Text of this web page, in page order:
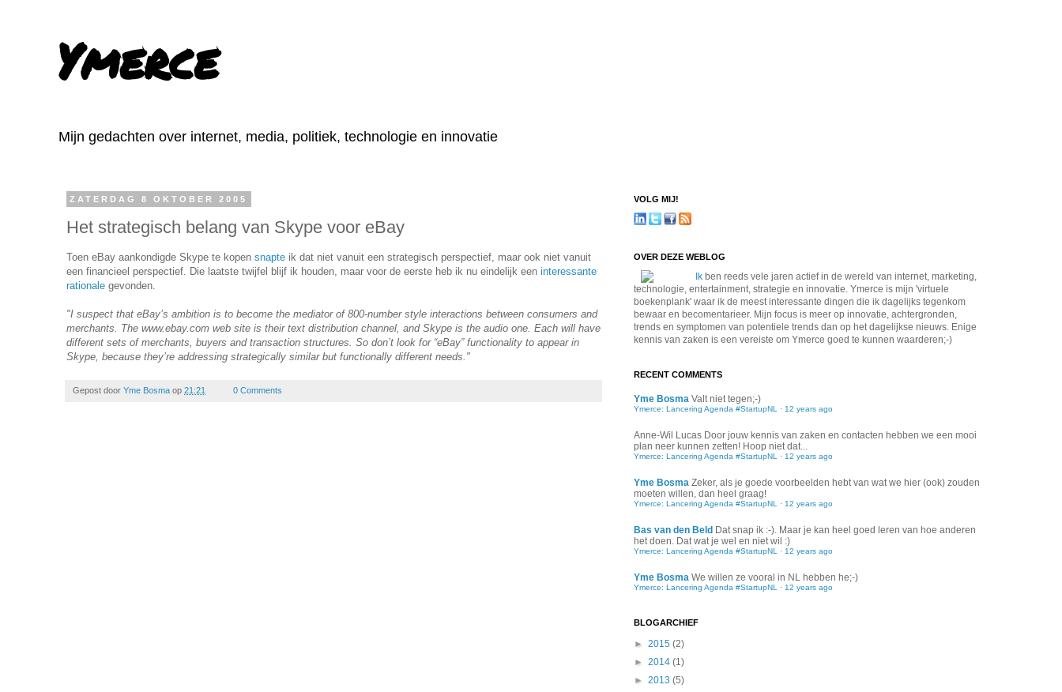
Ymerce
Mijn gedachten over internet, media, politiek, technologie en innovatie
ZATERDAG 8 OKTOBER 2005
Het strategisch belang van Skype voor eBay
Toen eBay aankondigde Skype te kopen snapte ik dat niet vanuit een strategisch perspectief, maar ook niet vanuit
een financieel perspectief. Die laatste twijfel blijf ik houden, maar voor de eerste heb ik nu eindelijk een interessante
rationale gevonden.
"I suspect that eBay’s ambition is to become the mediator of 800-number style interactions between consumers and
merchants. The www.ebay.com web site is their text distribution channel, and Skype is the audio one. Each will have
different sets of merchants, buyers and transaction structures. So don’t look for “eBay” functionality to appear in
Skype, because they’re addressing strategically similar but functionally different needs."
Gepost door Yme Bosma op 21:21 0 Comments
VOLG MIJ!
OVER DEZE WEBLOG
Ik ben reeds vele jaren actief in de wereld van internet, marketing,
technologie, entertainment, strategie en innovatie. Ymerce is mijn 'virtuele
boekenplank' waar ik de meest interessante dingen die ik dagelijks tegenkom
bewaar en becomentarieer. Mijn focus is meer op innovatie, achtergronden,
trends en symptomen van potentiele trends dan op het dagelijkse nieuws. Enige
kennis van zaken is een vereiste om Ymerce goed te kunnen waarderen;-)
RECENT COMMENTS
Yme Bosma Valt niet tegen;-)
Ymerce: Lancering Agenda #StartupNL · 12 years ago
Anne-Wil Lucas Door jouw kennis van zaken en contacten hebben we een mooi
plan neer kunnen zetten! Hoop niet dat...
Ymerce: Lancering Agenda #StartupNL · 12 years ago
Yme Bosma Zeker, als je goede voorbeelden hebt van wat we hier (ook) zouden
moeten willen, dan heel graag!
Ymerce: Lancering Agenda #StartupNL · 12 years ago
Bas van den Beld Dat snap ik :-). Maar je kan heel goed leren van hoe anderen
het doen. Dat wat je wel en niet wil :)
Ymerce: Lancering Agenda #StartupNL · 12 years ago
Yme Bosma We willen ze vooral in NL hebben he;-)
Ymerce: Lancering Agenda #StartupNL · 12 years ago
BLOGARCHIEF
► 2015 (2)
► 2014 (1)
► 2013 (5)